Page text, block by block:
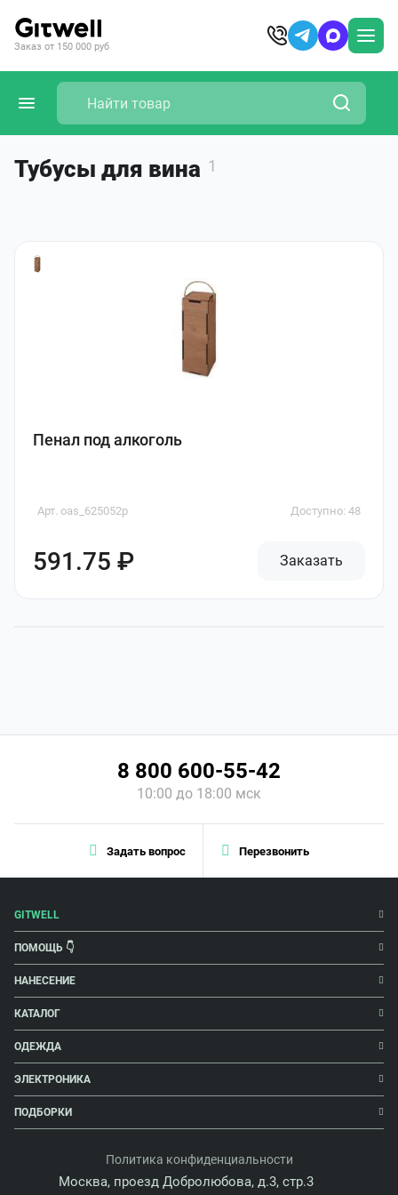
Заказ от 150 000 руб
Тубусы для вина 1
Пенал под алкоголь
Арт. oas_625052p Доступно: 48
591.75 ₽ Заказать
Задать вопрос Перезвонить
8 800 600-55-42
10:00 до 18:00 мск
GITWELL
ПОМОЩЬ 👇
НАНЕСЕНИЕ
КАТАЛОГ
ОДЕЖДА
ЭЛЕКТРОНИКА
ПОДБОРКИ
Политика конфиденциальности
Москва, проезд Добролюбова, д.3, стр.3